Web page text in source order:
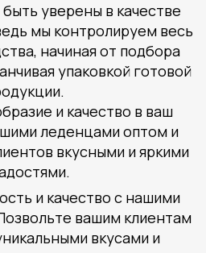
уверены в качестве
мы контролируем весь
начиная от подбора
упаковкой готовой
и качество в ваш
леденцами оптом и
вкусными и яркими
и качество с нашими
вашим клиентам
вкусами и